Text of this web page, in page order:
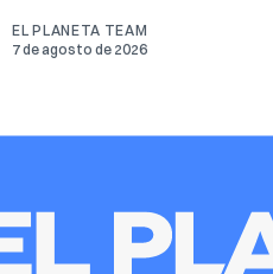
EL PLANETA TEAM
7 de agosto de 2026